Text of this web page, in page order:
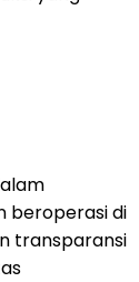
beroperasi di
transparansi